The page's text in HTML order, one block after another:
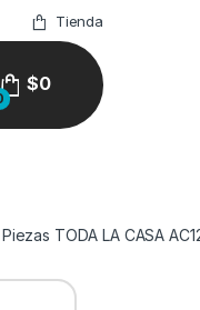
Tienda
$0
TODA LA CASA